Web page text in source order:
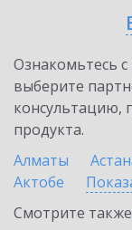
Ознакомьтесь
выберите
консультацию,
продукта.
Алматы
Актобе
Смотрите